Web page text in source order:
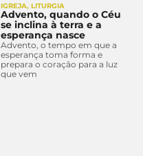
IGREJA, LITURGIA
Advento, quando o Céu
se inclina à terra e a
esperança nasce
Advento, o tempo em que a
esperança toma forma e
prepara o coração para a luz
que vem